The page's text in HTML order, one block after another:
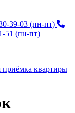
39-03 (пн-пт)
51 (пн-пт)
приёмка квартиры